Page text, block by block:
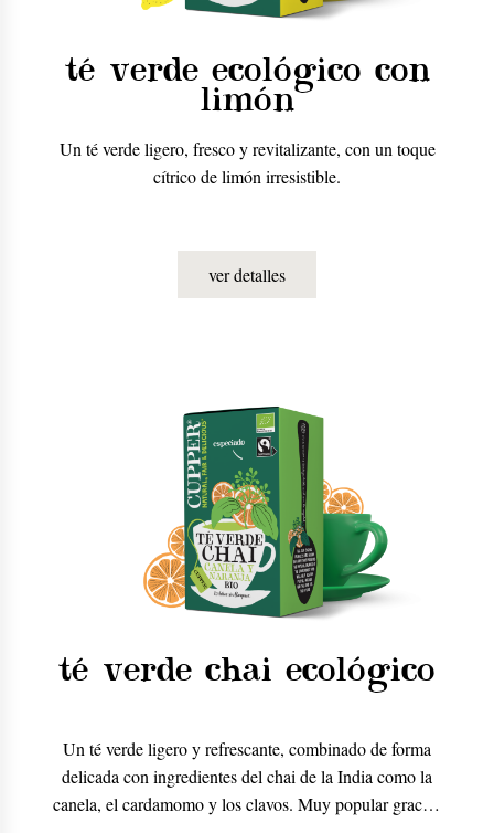
té verde ecológico con
limón
Un té verde ligero, fresco y revitalizante, con un toque
cítrico de limón irresistible.
ver detalles
té verde chai ecológico
Un té verde ligero y refrescante, combinado de forma
delicada con ingredientes del chai de la India como la
canela, el cardamomo y los clavos. Muy popular gracias